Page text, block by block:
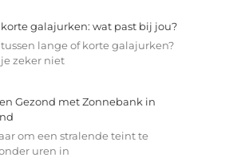
galajurken: wat past bij jou?
lange of korte galajurken?
zeker niet
Gezond met Zonnebank in
om een stralende teint te
uren in